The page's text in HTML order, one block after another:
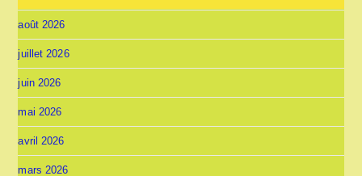
août 2026
juillet 2026
juin 2026
mai 2026
avril 2026
mars 2026